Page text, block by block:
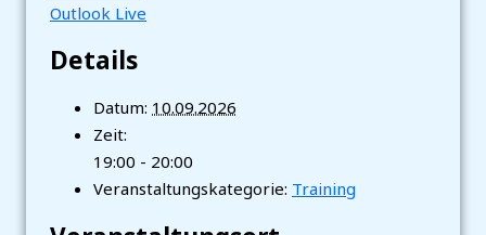
Outlook Live
Details
Datum: 10.09.2026
Zeit:
19:00 - 20:00
Veranstaltungskategorie: Training